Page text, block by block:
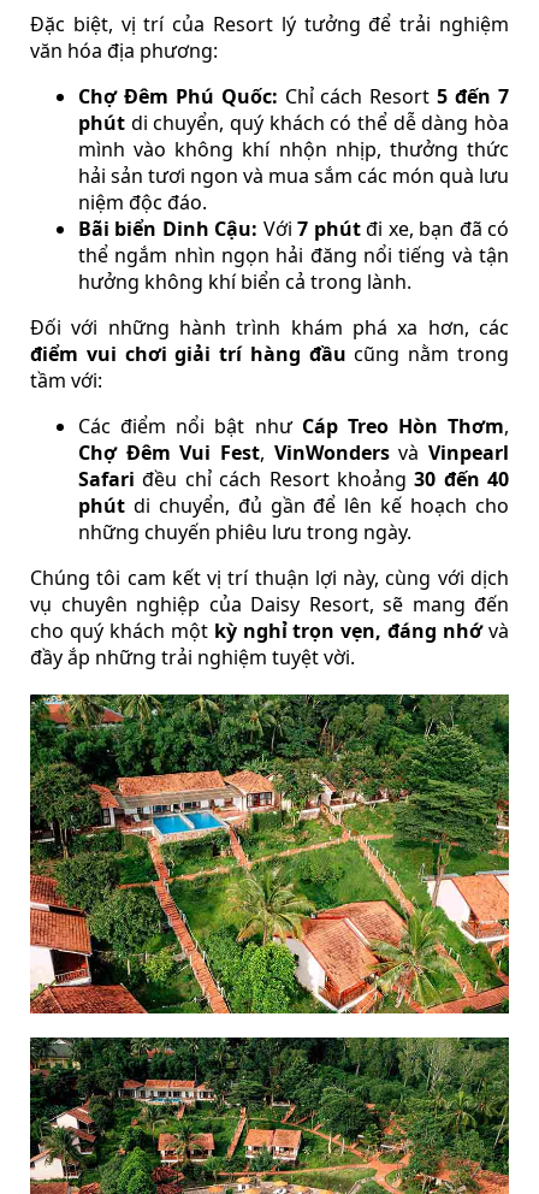
Đặc biệt, vị trí của Resort lý tưởng để trải nghiệm
văn hóa địa phương:
Chợ Đêm Phú Quốc: Chỉ cách Resort5 đến 7
phút di chuyển, quý khách có thể dễ dàng hòa
mình vào không khí nhộn nhịp, thưởng thức
hải sản tươi ngon và mua sắm các món quà lưu
niệm độc đáo.
Bãi biển Dinh Cậu: Với7 phútđi xe, bạn đã có
thể ngắm nhìn ngọn hải đăng nổi tiếng và tận
hưởng không khí biển cả trong lành.
Đối với những hành trình khám phá xa hơn, các
điểm vui chơi giải trí hàng đầu cũng nằm trong
tầm với:
Các điểm nổi bật như Cáp Treo Hòn Thơm,
Chợ Đêm Vui Fest, VinWondersvàVinpearl
Safari đều chỉ cách Resort khoảng30 đến 40
phút di chuyển, đủ gần để lên kế hoạch cho
những chuyến phiêu lưu trong ngày.
Chúng tôi cam kết vị trí thuận lợi này, cùng với dịch
vụ chuyên nghiệp của Daisy Resort, sẽ mang đến
cho quý khách một kỳ nghỉ trọn vẹn, đáng nhớvà
đầy ắp những trải nghiệm tuyệt vời.